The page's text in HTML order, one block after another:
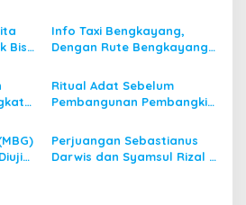
Bisa
Info Taxi Bengkayang,
Dengan Rute Bengkayang
Ritual Adat Sebelum
Pembangunan Pembangkit
(PLTMH)
Perjuangan Sebastianus
Darwis dan Syamsul Rizal 2